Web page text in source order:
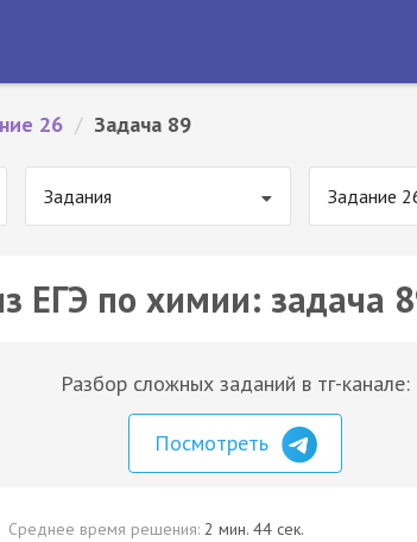
26 / Задача 89
Задания Задание
ЕГЭ по химии: задача
Разбор сложных заданий в тг-канале:
Посмотреть
Среднее время решения: 2 мин. 44 сек.